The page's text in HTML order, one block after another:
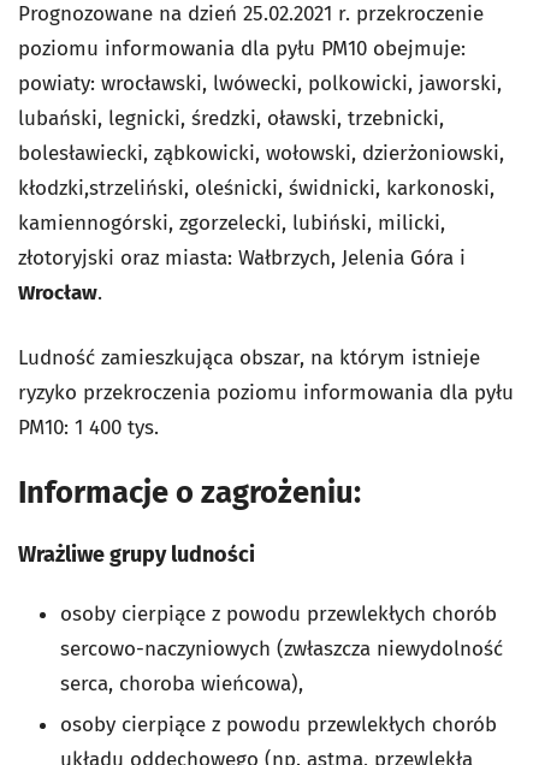
Prognozowane na dzień 25.02.2021 r. przekroczenie
poziomu informowania dla pyłu PM10 obejmuje:
powiaty: wrocławski, lwówecki, polkowicki, jaworski,
lubański, legnicki, średzki, oławski, trzebnicki,
bolesławiecki, ząbkowicki, wołowski, dzierżoniowski,
kłodzki,strzeliński, oleśnicki, świdnicki, karkonoski,
kamiennogórski, zgorzelecki, lubiński, milicki,
złotoryjski oraz miasta: Wałbrzych, Jelenia Góra i
Wrocław.
Ludność zamieszkująca obszar, na którym istnieje
ryzyko przekroczenia poziomu informowania dla pyłu
PM10: 1 400 tys.
Informacje o zagrożeniu:
Wrażliwe grupy ludności
osoby cierpiące z powodu przewlekłych chorób
sercowo-naczyniowych (zwłaszcza niewydolność
serca, choroba wieńcowa),
osoby cierpiące z powodu przewlekłych chorób
układu oddechowego (np. astma, przewlekła